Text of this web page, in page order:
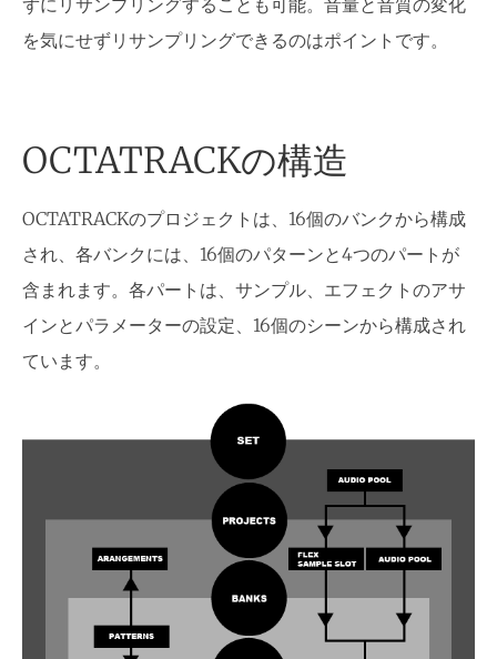
ずにリサンプリングすることも可能。音量と音質の変化
を気にせずリサンプリングできるのはポイントです。
OCTATRACKの構造
OCTATRACKのプロジェクトは、16個のバンクから構成
され、各バンクには、16個のパターンと4つのパートが
含まれます。各パートは、サンプル、エフェクトのアサ
インとパラメーターの設定、16個のシーンから構成され
ています。